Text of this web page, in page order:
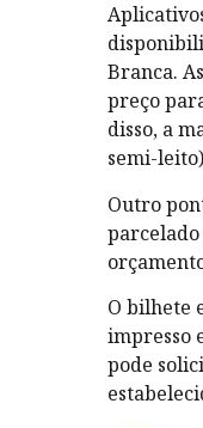
Branca.
preço
disso, a
semi-
Outro
O bilhete
impresso
pode